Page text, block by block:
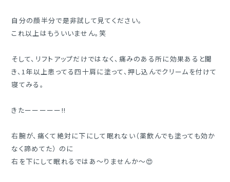
自分の顔半分で是非試して見てください。
これ以上はもういいません。笑
そして、リフトアップだけではなく、痛みのある所に効果あると聞
き、1年以上患ってる四十肩に塗って、押し込んでクリームを付けて
寝てみる。
きたーーーーー!!
右腕が、痛くて絶対に下にして眠れない（薬飲んでも塗っても効か
なく諦めてた） のに
右を下にして眠れるではあ〜りませんか〜😍